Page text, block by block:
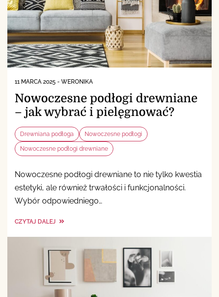
11 MARCA 2025 - WERONIKA
Nowoczesne podłogi drewniane
– jak wybrać i pielęgnować?
Drewniana podłoga Nowoczesne podłogi
Nowoczesne podłogi drewniane
Nowoczesne podłogi drewniane to nie tylko kwestia
estetyki, ale również trwałości i funkcjonalności.
Wybór odpowiedniego…
CZYTAJ DALEJ